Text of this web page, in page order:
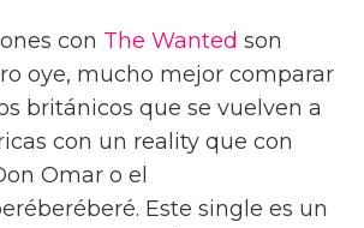
con The Wanted son
oye, mucho mejor comparar
británicos que se vuelven a
con un reality que con
Omar o el
Este single es un